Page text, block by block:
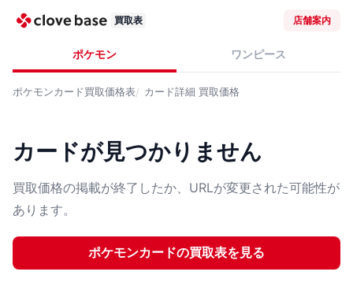
買取表 店舗案内
ポケモン ワンピース
ポケモンカード買取価格表 カード詳細 買取価格
カードが見つかりません
買取価格の掲載が終了したか、URLが変更された可能性が
あります。
ポケモンカードの買取表を見る